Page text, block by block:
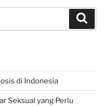
di Indonesia
Seksual yang Perlu